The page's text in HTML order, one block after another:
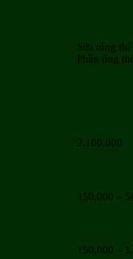
Sửa tổng
Phần ống
2,100,000
150,000 –
150,000 –